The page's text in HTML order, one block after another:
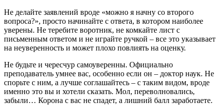
Не делайте заявлений вроде «можно я начну со второго
вопроса?», просто начинайте с ответа, в котором наиболее
уверены. Не теребите воротник, не комкайте лист с
письменным ответом и не играйте ручкой – все это указывает
на неуверенность и может плохо повлиять на оценку.
Не будьте и чересчур самоуверенны. Официально
преподаватель умнее вас, особенно если он – доктор наук. Не
спорьте с ним, а лучше соглашайтесь – с таким видом, вроде
именно это вы и хотели сказать. Мол, переволновались,
забыли… Корона с вас не спадет, а лишний балл заработаете.